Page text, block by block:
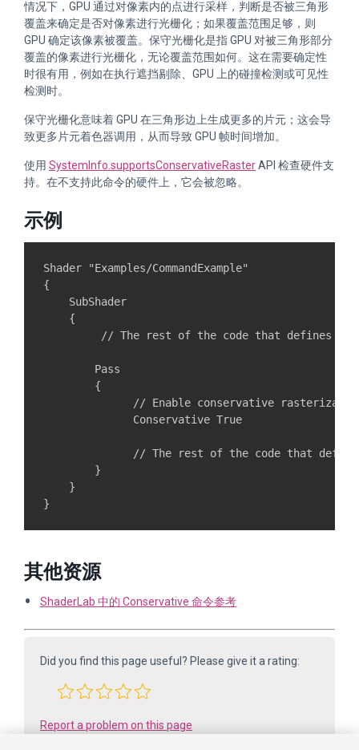
情况下，GPU 通过对像素内的点进行采样，判断是否被三角形
覆盖来确定是否对像素进行光栅化；如果覆盖范围足够，则
GPU 确定该像素被覆盖。保守光栅化是指 GPU 对被三角形部分
覆盖的像素进行光栅化，无论覆盖范围如何。这在需要确定性
时很有用，例如在执行遮挡剔除、GPU 上的碰撞检测或可见性
检测时。
保守光栅化意味着 GPU 在三角形边上生成更多的片元；这会导
致更多片元着色器调用，从而导致 GPU 帧时间增加。
使用 SystemInfo.supportsConservativeRasterAPI 检查硬件支
持。在不支持此命令的硬件上，它会被忽略。
示例
Shader "Examples/CommandExample"
{
    SubShader
    {
// The rest of the code that defines
        Pass
        {
// Enable conservative
              Conservative True
// The rest of the code that
        }
    }
其他资源
ShaderLab 中的 Conservative 命令参考
Did you find this page useful? Please give it a rating:
Report a problem on this page